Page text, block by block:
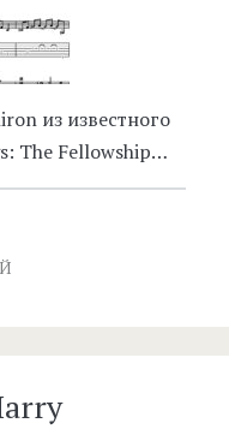
из известного
The Fellowship…